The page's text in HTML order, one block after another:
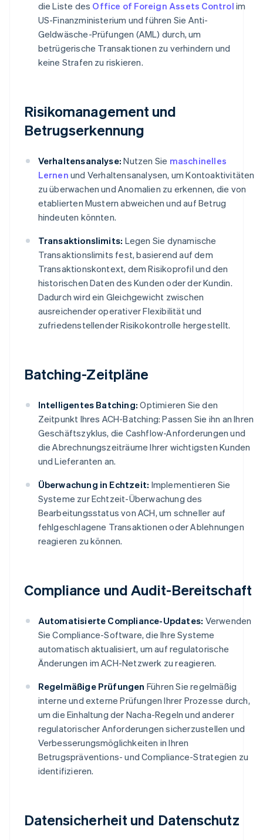
die Liste des Office of Foreign Assets Control im
US-Finanzministerium und führen Sie Anti-
Geldwäsche-Prüfungen (AML) durch, um
betrügerische Transaktionen zu verhindern und
keine Strafen zu riskieren.
Risikomanagement und
Betrugserkennung
Verhaltensanalyse: Nutzen Sie maschinelles
Lernen und Verhaltensanalysen, um Kontoaktivitäten
zu überwachen und Anomalien zu erkennen, die von
etablierten Mustern abweichen und auf Betrug
hindeuten könnten.
Transaktionslimits: Legen Sie dynamische
Transaktionslimits fest, basierend auf dem
Transaktionskontext, dem Risikoprofil und den
historischen Daten des Kunden oder der Kundin.
Dadurch wird ein Gleichgewicht zwischen
ausreichender operativer Flexibilität und
zufriedenstellender Risikokontrolle hergestellt.
Batching-Zeitpläne
Intelligentes Batching: Optimieren Sie den
Zeitpunkt Ihres ACH-Batching: Passen Sie ihn an Ihren
Geschäftszyklus, die Cashflow-Anforderungen und
die Abrechnungszeiträume Ihrer wichtigsten Kunden
und Lieferanten an.
Überwachung in Echtzeit: Implementieren Sie
Systeme zur Echtzeit-Überwachung des
Bearbeitungsstatus von ACH, um schneller auf
fehlgeschlagene Transaktionen oder Ablehnungen
reagieren zu können.
Compliance und Audit-Bereitschaft
Automatisierte Compliance-Updates: Verwenden
Sie Compliance-Software, die Ihre Systeme
automatisch aktualisiert, um auf regulatorische
Änderungen im ACH-Netzwerk zu reagieren.
Regelmäßige Prüfungen Führen Sie regelmäßig
interne und externe Prüfungen Ihrer Prozesse durch,
um die Einhaltung der Nacha-Regeln und anderer
regulatorischer Anforderungen sicherzustellen und
Verbesserungsmöglichkeiten in Ihren
Betrugspräventions- und Compliance-Strategien zu
identifizieren.
Datensicherheit und Datenschutz